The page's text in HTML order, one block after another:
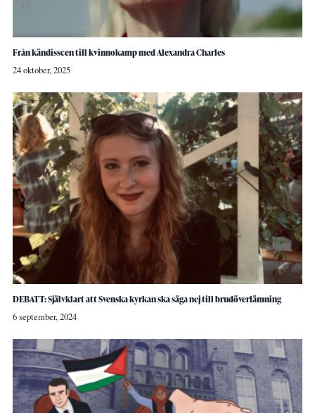
Från kändisscen till kvinnokamp med Alexandra Charles
24 oktober, 2025
DEBATT: Självklart att Svenska kyrkan ska säga nej till brudöverlämning
6 september, 2024